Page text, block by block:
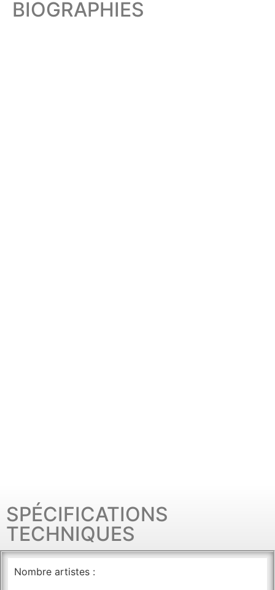
BIOGRAPHIES
SPÉCIFICATIONS
TECHNIQUES
Nombre artistes :